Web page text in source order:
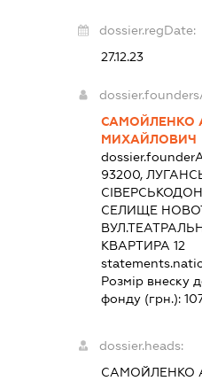
dossier.regDate:
27.12.23
САМОЙЛЕНКО
МИХАЙЛОВИЧ
93200,
СЕЛИЩЕ
КВАРТИРА 12
Розмір внеску
фонду (грн.):
dossier.heads:
САМОЙЛЕНКО